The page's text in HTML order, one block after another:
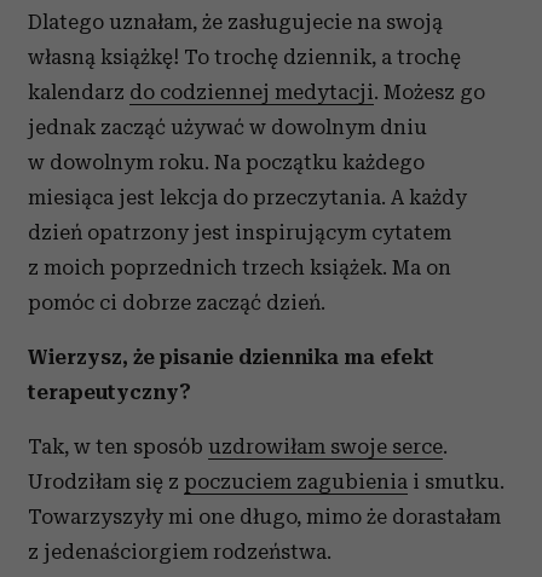
Dlatego uznałam, że zasługujecie na swoją
własną książkę! To trochę dziennik, a trochę
kalendarz do codziennej medytacji. Możesz go
jednak zacząć używać w dowolnym dniu
w dowolnym roku. Na początku każdego
miesiąca jest lekcja do przeczytania. A każdy
dzień opatrzony jest inspirującym cytatem
z moich poprzednich trzech książek. Ma on
pomóc ci dobrze zacząć dzień.
Wierzysz, że pisanie dziennika ma efekt
terapeutyczny?
Tak, w ten sposób uzdrowiłam swoje serce.
Urodziłam się z poczuciem zagubienia i smutku.
Towarzyszyły mi one długo, mimo że dorastałam
z jedenaściorgiem rodzeństwa.